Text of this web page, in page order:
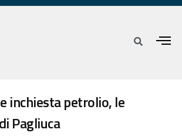
inchiesta petrolio, le
Pagliuca